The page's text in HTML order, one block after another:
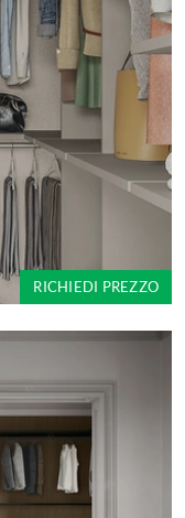
RICHIEDI PREZZO